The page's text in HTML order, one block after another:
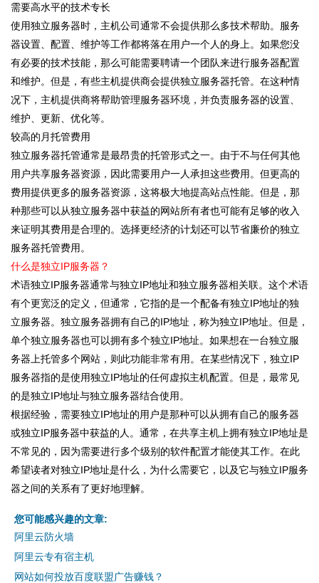
需要高水平的技术专长
使用独立服务器时，主机公司通常不会提供那么多技术帮助。服务
器设置、配置、维护等工作都将落在用户一个人的身上。如果您没
有必要的技术技能，那么可能需要聘请一个团队来进行服务器配置
和维护。但是，有些主机提供商会提供独立服务器托管。在这种情
况下，主机提供商将帮助管理服务器环境，并负责服务器的设置、
维护、更新、优化等。
较高的月托管费用
独立服务器托管通常是最昂贵的托管形式之一。由于不与任何其他
用户共享服务器资源，因此需要用户一人承担这些费用。但更高的
费用提供更多的服务器资源，这将极大地提高站点性能。但是，那
种那些可以从独立服务器中获益的网站所有者也可能有足够的收入
来证明其费用是合理的。选择更经济的计划还可以节省廉价的独立
服务器托管费用。
什么是独立IP服务器？
术语独立IP服务器通常与独立IP地址和独立服务器相关联。这个术语
有个更宽泛的定义，但通常，它指的是一个配备有独立IP地址的独
立服务器。独立服务器拥有自己的IP地址，称为独立IP地址。但是，
单个独立服务器也可以拥有多个独立IP地址。如果想在一台独立服
务器上托管多个网站，则此功能非常有用。在某些情况下，独立IP
服务器指的是使用独立IP地址的任何虚拟主机配置。但是，最常见
的是独立IP地址与独立服务器结合使用。
根据经验，需要独立IP地址的用户是那种可以从拥有自己的服务器
或独立IP服务器中获益的人。通常，在共享主机上拥有独立IP地址是
不常见的，因为需要进行多个级别的软件配置才能使其工作。在此
希望读者对独立IP地址是什么，为什么需要它，以及它与独立IP服务
器之间的关系有了更好地理解。
您可能感兴趣的文章:
阿里云防火墙
阿里云专有宿主机
网站如何投放百度联盟广告赚钱？